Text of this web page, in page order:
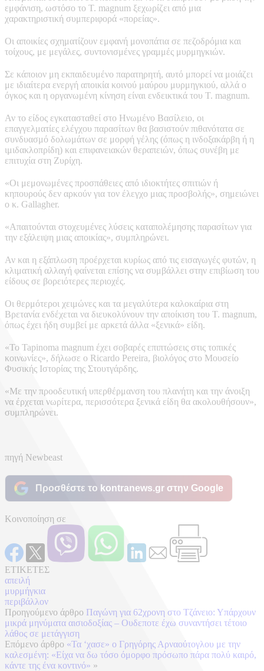
εμφάνιση, ωστόσο το T. magnum ξεχωρίζει από μια
χαρακτηριστική συμπεριφορά «πορείας».
Οι αποικίες σχηματίζουν εμφανή μονοπάτια σε πεζοδρόμια και
τοίχους, με μεγάλες, συντονισμένες γραμμές μυρμηγκιών.
Σε κάποιον μη εκπαιδευμένο παρατηρητή, αυτό μπορεί να μοιάζει
με ιδιαίτερα ενεργή αποικία κοινού μαύρου μυρμηγκιού, αλλά ο
όγκος και η οργανωμένη κίνηση είναι ενδεικτικά του T. magnum.
Αν το είδος εγκατασταθεί στο Ηνωμένο Βασίλειο, οι
επαγγελματίες ελέγχου παρασίτων θα βασιστούν πιθανότατα σε
συνδυασμό δολωμάτων σε μορφή γέλης (όπως η ινδοξακάρβη ή η
ιμιδακλοπρίδη) και επιφανειακών θεραπειών, όπως συνέβη με
επιτυχία στη Ζυρίχη.
«Οι μεμονωμένες προσπάθειες από ιδιοκτήτες σπιτιών ή
κηπουρούς δεν αρκούν για τον έλεγχο μιας προσβολής», σημειώνει
ο κ. Gallagher.
«Απαιτούνται στοχευμένες λύσεις καταπολέμησης παρασίτων για
την εξάλειψη μιας αποικίας», συμπληρώνει.
Αν και η εξάπλωση προέρχεται κυρίως από τις εισαγωγές φυτών, η
κλιματική αλλαγή φαίνεται επίσης να συμβάλλει στην επιβίωση του
είδους σε βορειότερες περιοχές.
Οι θερμότεροι χειμώνες και τα μεγαλύτερα καλοκαίρια στη
Βρετανία ενδέχεται να διευκολύνουν την αποίκιση του T. magnum,
όπως έχει ήδη συμβεί με αρκετά άλλα «ξενικά» είδη.
«Το Tapinoma magnum έχει σοβαρές επιπτώσεις στις τοπικές
κοινωνίες», δήλωσε ο Ricardo Pereira, βιολόγος στο Μουσείο
Φυσικής Ιστορίας της Στουτγάρδης.
«Με την προοδευτική υπερθέρμανση του πλανήτη και την άνοιξη
να έρχεται νωρίτερα, περισσότερα ξενικά είδη θα ακολουθήσουν»,
συμπληρώνει.
πηγή Newbeast
Προσθέστε το kontranews.gr στην Google
Κοινοποίηση σε
ΕΤΙΚΕΤΕΣ
απειλή
μυρμήγκια
περιβάλλον
Προηγούμενο άρθρο Παγώνη για 62χρονη στο Τζάνειο: Υπάρχουν
μικρά μηνύματα αισιοδοξίας – Ουδεποτε έχω συναντήσει τέτοιο
λάθος σε μετάγγιση
Επόμενο άρθρο «Τα ‘χασε» ο Γρηγόρης Αρναούτογλου με την
καλεσμένη: «Είχα να δω τόσο όμορφο πρόσωπο πάρα πολύ καιρό,
κάντε της ένα κοντινό» »